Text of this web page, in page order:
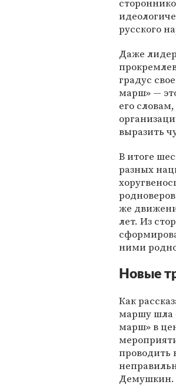
русского
Даже
градус
марш» —
его
выразить
В итоге
разных
же
лет. Из
ними
Новые
Как
маршу шла
марш» в
проводить
Демушкин.